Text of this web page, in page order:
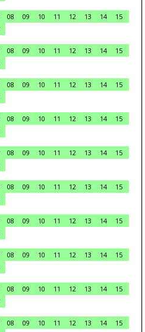
08 09 10 11 12 13 14
15
08 09 10 11 12 13 14
15
08 09 10 11 12 13 14
15
08 09 10 11 12 13 14
15
08 09 10 11 12 13 14
15
08 09 10 11 12 13 14
15
08 09 10 11 12 13 14
15
08 09 10 11 12 13 14
15
08 09 10 11 12 13 14
15
08 09 10 11 12 13 14
15